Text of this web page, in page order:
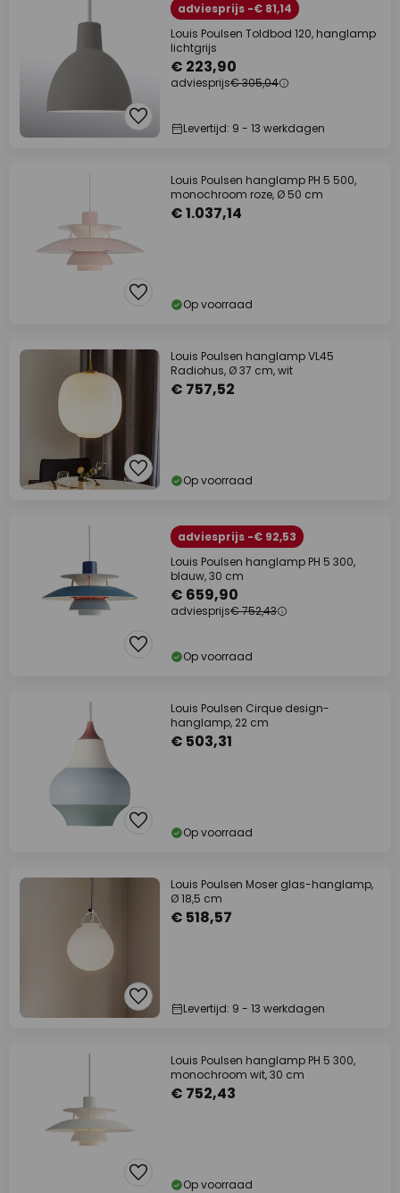
adviesprijs -€ 81,14
Louis Poulsen Toldbod 120, hanglamp
lichtgrijs
€ 223,90
adviesprijs€ 305,04
Levertijd: 9 - 13 werkdagen
Louis Poulsen hanglamp PH 5 500,
monochroom roze, Ø 50 cm
€ 1.037,14
Op voorraad
Louis Poulsen hanglamp VL45
Radiohus, Ø 37 cm, wit
€ 757,52
Op voorraad
adviesprijs -€ 92,53
Louis Poulsen hanglamp PH 5 300,
blauw, 30 cm
€ 659,90
adviesprijs€ 752,43
Op voorraad
Louis Poulsen Cirque design-
hanglamp, 22 cm
€ 503,31
Op voorraad
Louis Poulsen Moser glas-hanglamp,
Ø 18,5 cm
€ 518,57
Levertijd: 9 - 13 werkdagen
Louis Poulsen hanglamp PH 5 300,
monochroom wit, 30 cm
€ 752,43
Op voorraad